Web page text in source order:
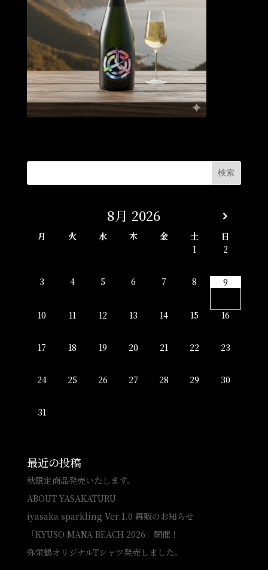
8月 2026
月 火 水 木 金 土
日
1
2
3 4 5 6 7 8 9
10 11 12 13 14 15 16
17 18 19 20 21 22 23
24 25 26 27 28 29 30
31
最近の投稿
秋限定商品発売いたします。
ABOUT YASAKATURU
iyasaka sparkling Ver.1.0 再販のお知らせ
「KYUSO MANA BEACH 2026」開催！
弥栄鶴オリジナルTシャツ発売しました。